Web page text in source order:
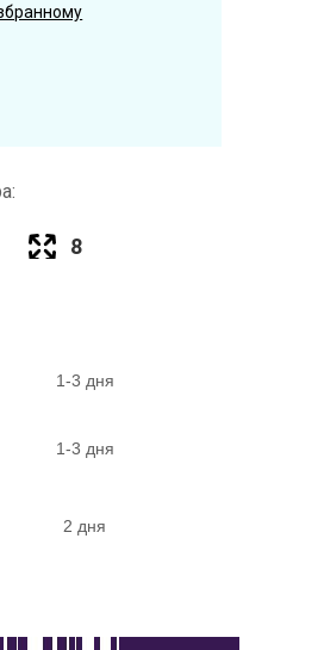
8
1-3 дня
1-3 дня
2 дня